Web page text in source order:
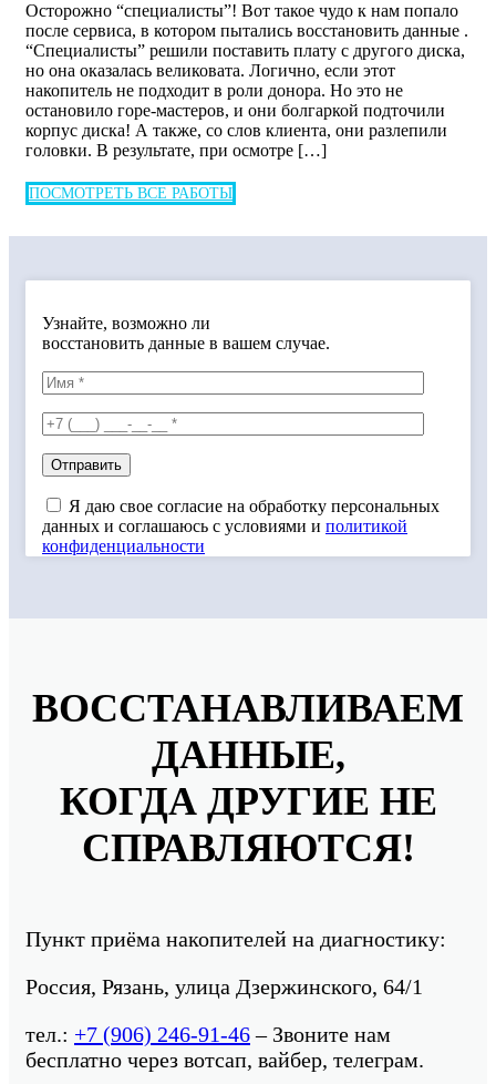
Осторожно “специалисты”! Вот такое чудо к нам попало
после сервиса, в котором пытались восстановить данные .
“Специалисты” решили поставить плату с другого диска,
но она оказалась великовата. Логично, если этот
накопитель не подходит в роли донора. Но это не
остановило горе-мастеров, и они болгаркой подточили
корпус диска! А также, со слов клиента, они разлепили
головки. В результате, при осмотре […]
ПОСМОТРЕТЬ ВСЕ РАБОТЫ
Узнайте, возможно ли
восстановить данные в вашем случае.
Я даю свое согласие на обработку персональных
данных и соглашаюсь с условиями и политикой
конфиденциальности
ВОССТАНАВЛИВАЕМ
ДАННЫЕ,
КОГДА ДРУГИЕ НЕ
СПРАВЛЯЮТСЯ!
Пункт приёма накопителей на диагностику:
Россия, Рязань, улица Дзержинского, 64/1
тел.: +7 (906) 246-91-46– Звоните нам
бесплатно через вотсап, вайбер, телеграм.